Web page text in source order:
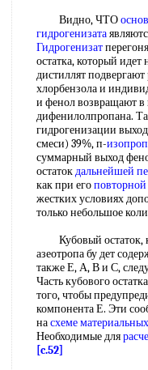
Видно, ЧТО
гидрогенизата
Гидрогенизат
остатка, который идет
дистиллят
хлорбензола и
и фенол возвращают в
дифенилолпропана.
гидрогенизации
смеси) 39%, п-
суммарный выход
остатокдальнейшей
как при его
жестких условиях
только небольшое
Кубовый остаток,
азеотропа бу дет
также Е, А, В и С,
Часть кубового
того, чтобы
компонента Е. Эти
насхеме
Необходимые для
[c.52]